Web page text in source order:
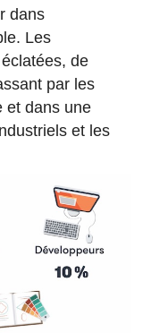
dans
Les
de
par les
et dans une
et les